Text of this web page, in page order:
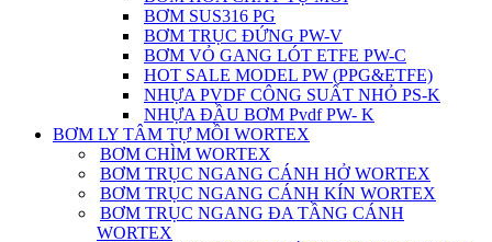
BƠM SUS316 PG
BƠM TRỤC ĐỨNG PW-V
BƠM VỎ GANG LÓT ETFE PW-C
HOT SALE MODEL PW (PPG&ETFE)
NHỰA PVDF CÔNG SUẤT NHỎ PS-K
NHỰA ĐẦU BƠM Pvdf PW- K
BƠM LY TÂM TỰ MỒI WORTEX
BƠM CHÌM WORTEX
BƠM TRỤC NGANG CÁNH HỞ WORTEX
BƠM TRỤC NGANG CÁNH KÍN WORTEX
BƠM TRỤC NGANG ĐA TẦNG CÁNH
WORTEX